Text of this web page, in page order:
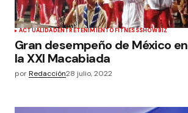
ACTUALIDADENTRETENIMIENTOFITNESSSHOWBIZ
Gran desempeño de México en
la XXI Macabiada
porRedacción28 julio, 2022